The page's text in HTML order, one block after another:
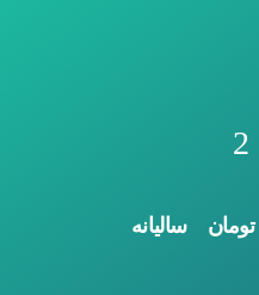
تومان سالیانه